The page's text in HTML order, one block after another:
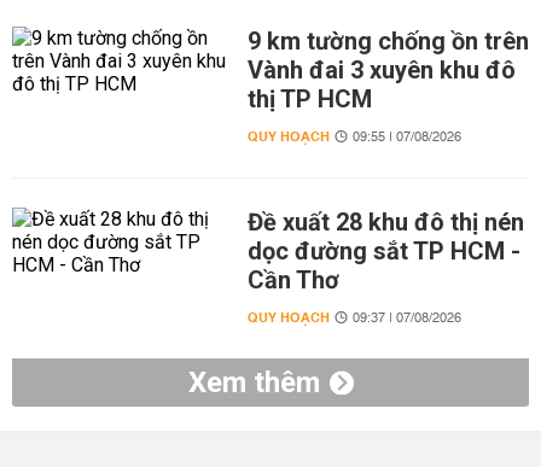
9 km tường chống ồn trên
Vành đai 3 xuyên khu đô
thị TP HCM
QUY HOẠCH 09:55 | 07/08/2026
Đề xuất 28 khu đô thị nén
dọc đường sắt TP HCM -
Cần Thơ
QUY HOẠCH 09:37 | 07/08/2026
Xem thêm